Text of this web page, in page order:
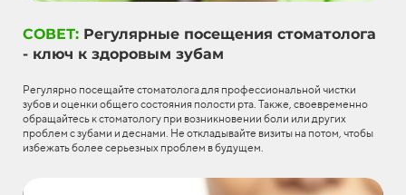
СОВЕТ: Регулярные посещения стоматолога
- ключ к здоровым зубам
Регулярно посещайте стоматолога для профессиональной чистки
зубов и оценки общего состояния полости рта. Также, своевременно
обращайтесь к стоматологу при возникновении боли или других
проблем с зубами и деснами. Не откладывайте визиты на потом, чтобы
избежать более серьезных проблем в будущем.